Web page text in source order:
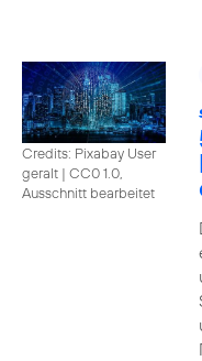
Credits: Pixabay User
geralt | CC0 1.0,
Ausschnitt bearbeitet